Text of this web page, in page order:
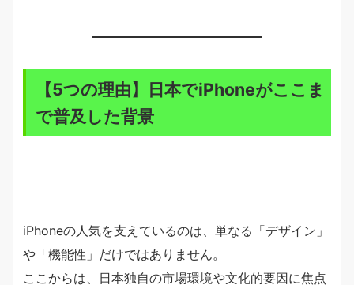
【5つの理由】日本でiPhoneがここま
で普及した背景
iPhoneの人気を支えているのは、単なる「デザイン」
や「機能性」だけではありません。
ここからは、日本独自の市場環境や文化的要因に焦点